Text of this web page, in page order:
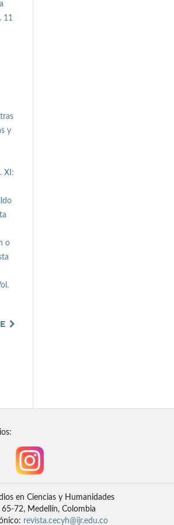
11
y
XI:
o
en Ciencias y Humanidades
65-72, Medellín, Colombia
revista.cecyh@ijr.edu.co